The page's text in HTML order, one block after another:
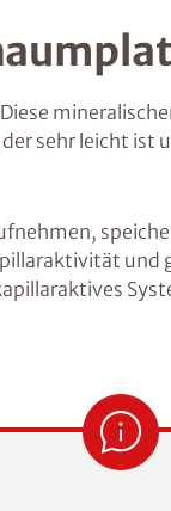
sehr leicht ist
und